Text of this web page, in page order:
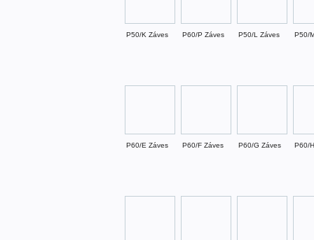
P50/K Záves P60/P Záves P50/L Záves P50/
P60/E Záves P60/F Záves P60/G Záves P60/